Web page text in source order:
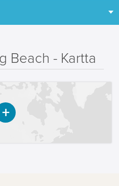
Beach - Kartta